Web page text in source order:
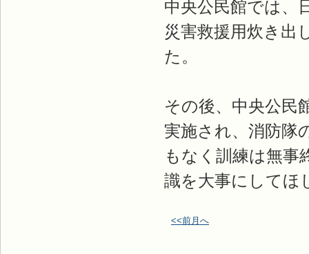
中央公民館では、
災害救援用炊き出
た。
その後、中央公民
実施され、消防隊
もなく訓練は無事
識を大事にしてほ
<<前月へ